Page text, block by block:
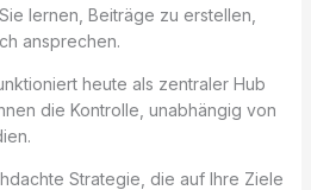
lernen, Beiträge zu erstellen,
ansprechen.
heute als zentraler Hub
die Kontrolle, unabhängig von
Strategie, die auf Ihre Ziele